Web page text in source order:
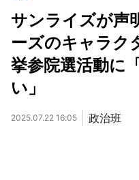
サンライズが
ーズのキャラク
挙参院選活動に
い」
2025.07.22 16:05 政治班